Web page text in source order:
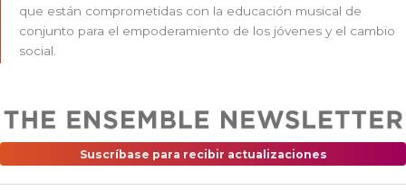
que están comprometidas con la educación musical de
conjunto para el empoderamiento de los jóvenes y el cambio
social.
Suscríbase para recibir actualizaciones